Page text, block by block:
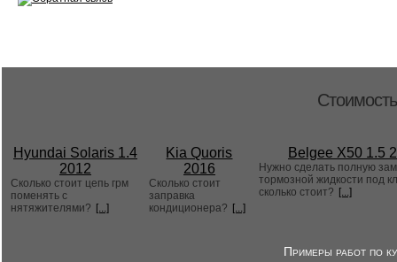
Hyundai Solaris 1.4
2012
Сколько стоит цепь грм
поменять с
нятяжителями? [...]
Kia Quoris
2016
Сколько стоит
заправка
кондиционера? [...]
Belgee X50 1.5
Нужно сделать полную
тормозной жидкости под
сколько стоит? [...]
Примеры работ по